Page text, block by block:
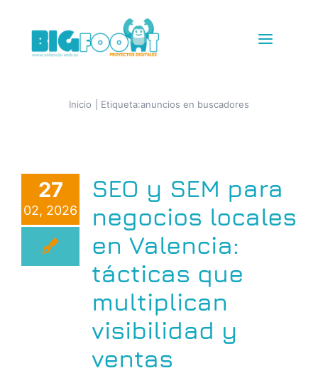
contenido
Toggle
IG + TikTok Shop
SEM+SEO
Inicio Etiqueta:anuncios en buscadores
27
02, 2026
SEO y SEM para
negocios locales
en Valencia:
tácticas que
multiplican
visibilidad y
ventas